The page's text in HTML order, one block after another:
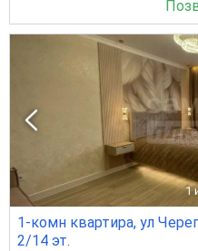
1
1-комн квартира, ул
2/14 эт.